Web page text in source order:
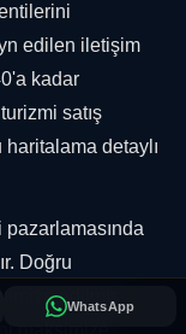
edilen iletişim
kadar
satış
detaylı
Doğru
edilmiş
WhatsApp